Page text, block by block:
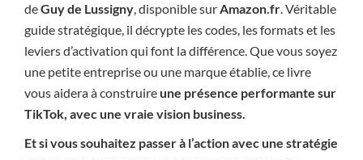
deGuy de Lussigny, disponible surAmazon.fr. Véritable
guide stratégique, il décrypte les codes, les formats et les
leviers d’activation qui font la différence. Que vous soyez
une petite entreprise ou une marque établie, ce livre
vous aidera à construire une présence performante sur
TikTok, avec une vraie vision business.
Et si vous souhaitez passer à l’action avec une stratégie